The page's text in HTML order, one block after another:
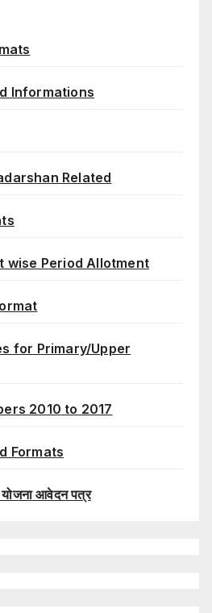
Informations
Related
wise Period Allotment
for Primary/Upper
2010 to 2017
Formats
योजना आवेदन पत्र